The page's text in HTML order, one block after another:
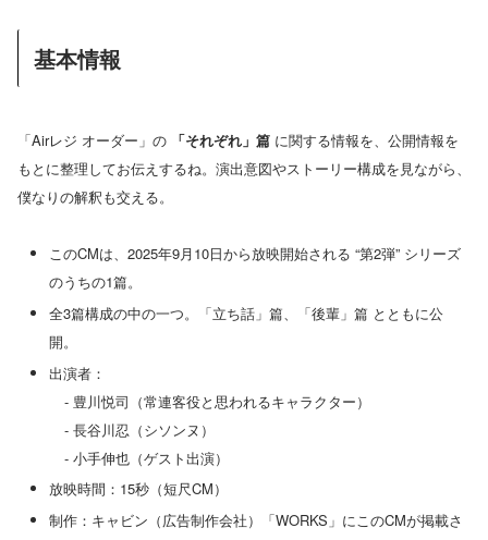
基本情報
「Airレジ オーダー」の 「それぞれ」篇 に関する情報を、公開情報を
もとに整理してお伝えするね。演出意図やストーリー構成を見ながら、
僕なりの解釈も交える。
このCMは、2025年9月10日から放映開始される “第2弾” シリーズ
のうちの1篇。
全3篇構成の中の一つ。「立ち話」篇、「後輩」篇 とともに公
開。
出演者：
- 豊川悦司（常連客役と思われるキャラクター）
- 長谷川忍（シソンヌ）
- 小手伸也（ゲスト出演）
放映時間：15秒（短尺CM）
制作：キャビン（広告制作会社）「WORKS」にこのCMが掲載さ